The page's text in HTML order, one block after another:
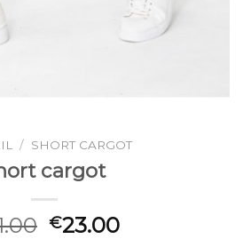
/ SHORT CARGOT
cargot
€23.00